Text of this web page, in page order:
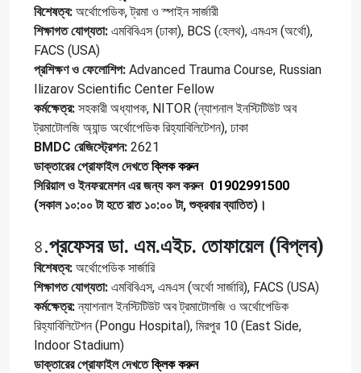
বিশেষত্ব: অর্থোপেডিক, ট্রমা ও স্পাইন সার্জারী
শিক্ষাগত যোগ্যতা: এমবিবিএস (ঢাকা), BCS (হেলথ), এমএস (অর্থো),
FACS (USA)
প্রশিক্ষণ ও ফেলোশিপ: Advanced Trauma Course, Russian
Ilizarov Scientific Center Fellow
কর্মক্ষেত্র: সহকারী অধ্যাপক, NITOR (ন্যাশনাল ইনস্টিটিউট অব
ট্রমাটোলজি অ্যান্ড অর্থোপেডিক রিহ্যাবিলিটেশন), ঢাকা
BMDC রেজিস্ট্রেশন: 2621
ডাক্তারের প্রোফাইল দেখতেক্লিক করুন
সিরিয়াল ও ইনফরমেশন এর জন্য কল করুন 01902991500
(সকাল ১০:০০ টা হতে রাত ১০:০০ টা, শুক্রবার ব্যাতিত)।
৪.প্রফেসর ডা. এম.এইচ. তোফায়েল (বিপ্লব)
বিশেষত্ব: অর্থোপেডিক সার্জারি
শিক্ষাগত যোগ্যতা: এমবিবিএস, এমএস (অর্থো সার্জারি), FACS (USA)
কর্মক্ষেত্র:ন্যাশনাল ইনস্টিটিউট অব ট্রমাটোলজি ও অর্থোপেডিক
রিহ্যাবিলিটেশন (Pongu Hospital), মিরপুর 10 (East Side,
Indoor Stadium)
ডাক্তারের প্রোফাইল দেখতেক্লিক করুন